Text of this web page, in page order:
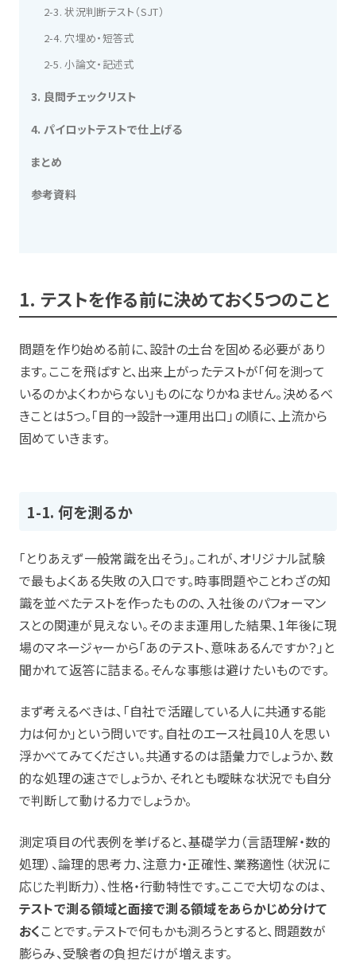
2-3. 状況判断テスト（SJT）
2-4. 穴埋め・短答式
2-5. 小論文・記述式
3. 良問チェックリスト
4. パイロットテストで仕上げる
まとめ
参考資料
1. テストを作る前に決めておく5つのこと
問題を作り始める前に、設計の土台を固める必要があり
ます。ここを飛ばすと、出来上がったテストが「何を測って
いるのかよくわからない」ものになりかねません。決めるべ
きことは5つ。「目的→設計→運用出口」の順に、上流から
固めていきます。
1-1. 何を測るか
「とりあえず一般常識を出そう」。これが、オリジナル試験
で最もよくある失敗の入口です。時事問題やことわざの知
識を並べたテストを作ったものの、入社後のパフォーマン
スとの関連が見えない。そのまま運用した結果、1年後に現
場のマネージャーから「あのテスト、意味あるんですか？」と
聞かれて返答に詰まる。そんな事態は避けたいものです。
まず考えるべきは、「自社で活躍している人に共通する能
力は何か」という問いです。自社のエース社員10人を思い
浮かべてみてください。共通するのは語彙力でしょうか、数
的な処理の速さでしょうか、それとも曖昧な状況でも自分
で判断して動ける力でしょうか。
測定項目の代表例を挙げると、基礎学力（言語理解・数的
処理）、論理的思考力、注意力・正確性、業務適性（状況に
応じた判断力）、性格・行動特性です。ここで大切なのは、
テストで測る領域と面接で測る領域をあらかじめ分けて
おくことです。テストで何もかも測ろうとすると、問題数が
膨らみ、受験者の負担だけが増えます。